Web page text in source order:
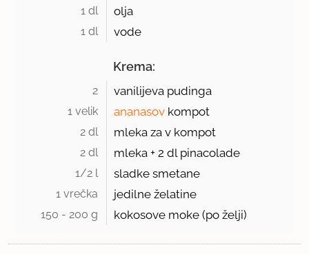
1 dl olja
1 dl vode
Krema:
2 vanilijeva pudinga
1 velik ananasov kompot
2 dl mleka za v kompot
2 dl mleka + 2 dl pinacolade
1/2 l sladke smetane
1 vrečka jedilne želatine
150 - 200 g kokosove moke (po želji)